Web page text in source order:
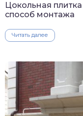
Цокольная
способ монтажа
Читать далее